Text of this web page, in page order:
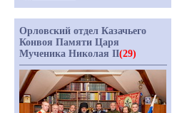
Орловский отдел Казачьего
Конвоя Памяти Царя
Мученика Николая II(29)